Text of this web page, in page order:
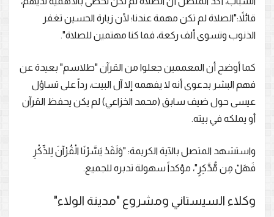
قائلاً:"الصلاة لم تكن مهمة عندنا؛ لأن زيارة الحسين تغفر
الذنوب وتسوى ألف ركعة، فما كنا مهتمين للصلاة".
كما أوضح أن المعممين جعلوا من القرآن "طلاسم" بعيدة عن
فهم البشر بدعوى أنه لا يفهمه إلا آل البيت، رداً على تساؤل
عيسى حول ضيف سابق (محمد الخزاعي) لم يكن يحفظ القرآن
أو يملكه في بيته.
واستشهد المتصل بالآية الكريمة: "وَلَقَدْ يَسَّرْنَا الْقُرْآنَ لِلذِّكْرِ
فَهَلْ مِن مُّدَّكِرٍ"، مؤكداً سهولة تدبره للجميع.
وكلاء السيستاني ومشروع "مدينة الولاء"